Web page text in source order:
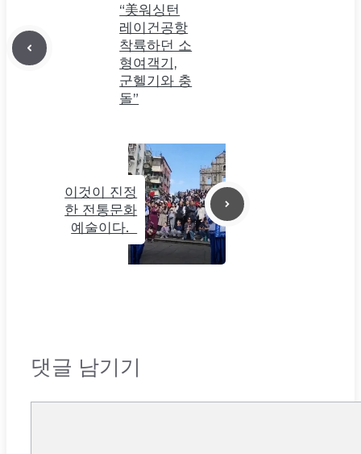
“美워싱턴
레이건공항
착륙하던 소
형여객기,
군헬기와 충
돌”
이것이 진정
한 전통문화
예술이다.
댓글 남기기